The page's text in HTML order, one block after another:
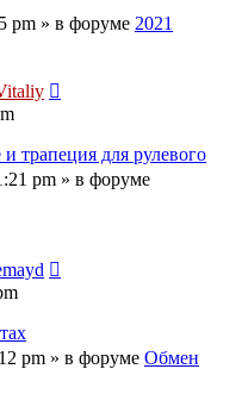
pm » в форуме 2021
трапеция для рулевого
pm » в форуме
pm » в форуме Обмен